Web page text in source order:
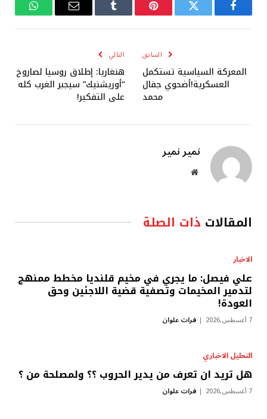
فيسبوك تويتر بينتيريستTumblr
البريد
واتساب
السابق
المعركة السياسية تستكمل
العسكرية!أضحوي جفال
محمد
التالي
هنغاريا: إطلاق روسيا لصاروخ
“أوريشنيك” سيجبر الغرب كله
على التفكير!
نمير نمير
موقع
المقالات ذات الصلة
الاخبار
علي فيصل: ما يجري في مخيم قلنديا مخطط ممنهج
لتدمير المخيمات وتصفية قضية اللاجئين وحق
العودة!
7 أغسطس,2026 فرات علوان
التحليل الاخباري
هل تريد ان تعرف من يدير الحروب ؟؟ ولمصلحة من ؟
7 أغسطس,2026 فرات علوان